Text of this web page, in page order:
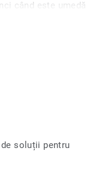
când este umedă
în permanență
și ușurează
Cele 24 culori sunt
soluții pentru